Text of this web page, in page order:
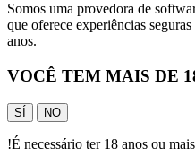
Somos uma provedora de
que oferece experiências
anos.
VOCÊ TEM MAIS DE
SÍ NO
!É necessário ter 18 anos ou